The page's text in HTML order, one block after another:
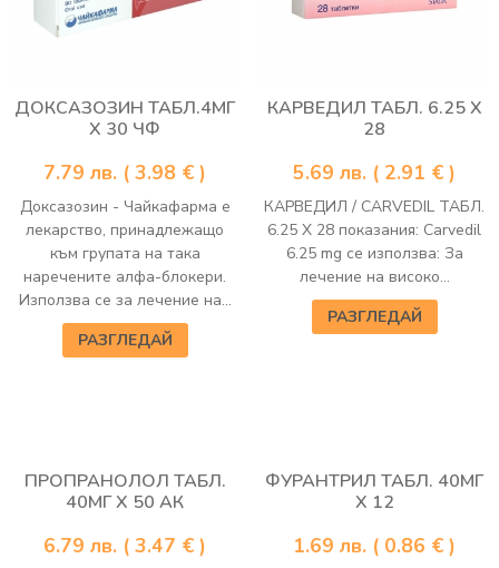
ДОКСАЗОЗИН ТАБЛ.4МГ
Х 30 ЧФ
7.79 лв. ( 3.98 € )
Доксазозин - Чайкафарма е
лекарство, принадлежащо
към групата на така
наречените алфа-блокери.
Използва се за лечение на...
РАЗГЛЕДАЙ
КАРВЕДИЛ ТАБЛ. 6.25 Х
28
5.69 лв. ( 2.91 € )
КАРВЕДИЛ / CARVEDIL ТАБЛ.
6.25 Х 28 показания: Carvedil
6.25 mg се използва: За
лечение на високо...
РАЗГЛЕДАЙ
ПРОПРАНОЛОЛ ТАБЛ.
40МГ Х 50 АК
6.79 лв. ( 3.47 € )
ФУРАНТРИЛ ТАБЛ. 40МГ
Х 12
1.69 лв. ( 0.86 € )